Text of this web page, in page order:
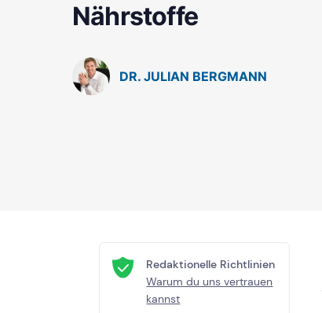
Nährstoffe
DR. JULIAN BERGMANN
Redaktionelle Richtlinien
Warum du uns vertrauen
kannst